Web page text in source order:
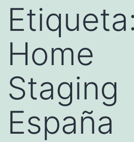
Etiqueta:
Home
Staging
España